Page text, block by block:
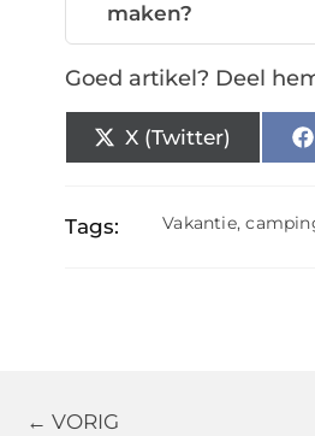
maken?
Goed artikel? Deel
X (Twitter)
Tags: Vakantie,
← VORIG